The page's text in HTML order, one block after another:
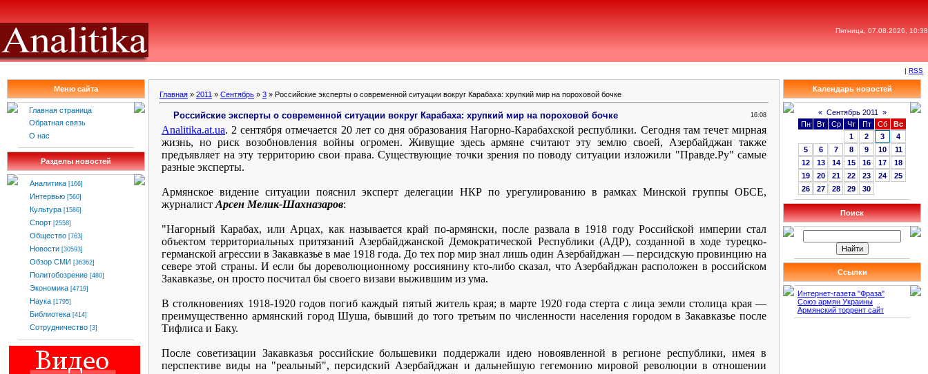
Пятница, 07.08.2026, 10:38
| RSS
Меню сайта
Главная страница
Обратная связь
О нас
Разделы новостей
Аналитика [166]
Интервью [560]
Культура [1586]
Спорт [2558]
Общество [763]
Новости [30593]
Обзор СМИ [36362]
Политобозрение [480]
Экономика [4719]
Наука [1795]
Библиотека [414]
Сотрудничество [3]
Главная » 2011 » Сентябрь » 3 » Российские эксперты о современной ситуации вокруг Карабаха: хрупкий мир на пороховой бочке
Российские эксперты о современной ситуации вокруг Карабаха: хрупкий мир на пороховой бочке 16:08
Analitika.at.ua. 2 сентября отмечается 20 лет со дня образования Нагорно-Карабахской республики. Сегодня там течет мирная
жизнь, но риск возобновления войны огромен. Живущие здесь армяне считают эту землю своей, Азербайджан также
предъявляет на эту территорию свои права. Существующие точки зрения по поводу ситуации изложили "Правде.Ру" самые
разные эксперты.
Армянское видение ситуации пояснил эксперт делегации НКР по урегулированию в рамках Минской группы ОБСЕ,
журналист Арсен Мелик-Шахназаров:
"Нагорный Карабах, или Арцах, как называется край по-армянски, после развала в 1918 году Российской империи стал
объектом территориальных притязаний Азербайджанской Демократической Республики (АДР), созданной в ходе турецко-
германской агрессии в Закавказье в мае 1918 года. До тех пор мир знал лишь один Азербайджан — персидскую провинцию на
севере этой страны. И если бы дореволюционному россиянину кто-либо сказал, что Азербайджан расположен в российском
Закавказье, он просто посчитал бы своего визави выжившим из ума.
В столкновениях 1918-1920 годов погиб каждый пятый житель края; в марте 1920 года стерта с лица земли столица края —
преимущественно армянский город Шуша, бывший до того третьим по численности населения городом в Закавказье после
Тифлиса и Баку.
После советизации Закавказья российские большевики поддержали идею новоявленной в регионе республики, имея в
перспективе виды на "реальный", персидский Азербайджан и дальнейшую гегемонию мировой революции в отношении
Календарь новостей
« Сентябрь 2011
»
Пн
Вт Ср Чт Пт Сб
Вс
1
2 3
4
5
6 7 8 9 10
11
12
13 14 15 16 17
18
19
20 21 22 23 24
25
26
27 28 29 30
Поиск
Ссылки
Интернет-газета "Фраза"
Союз армян Украины
Армянский торрент сайт